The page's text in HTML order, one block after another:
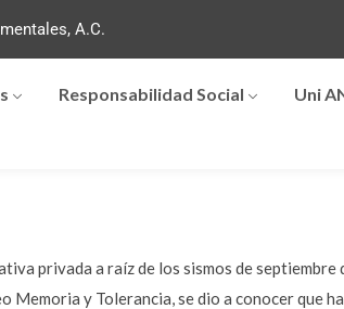
A.C.
Responsabilidad Social Uni
privada a raíz de los sismos de septiembre
y Tolerancia, se dio a conocer que